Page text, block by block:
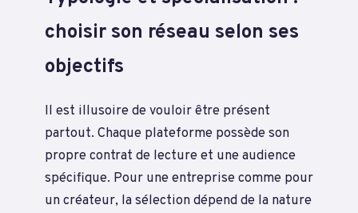
choisir son réseau selon ses
objectifs
Il est illusoire de vouloir être présent
partout. Chaque plateforme possède son
propre contrat de lecture et une audience
spécifique. Pour une entreprise comme pour
un créateur, la sélection dépend de la nature